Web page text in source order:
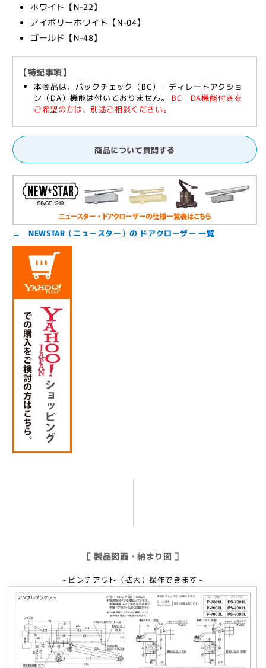
ホワイト【N-22】
アイボリーホワイト【N-04】
ゴールド【N-48】
【特記事項】
本商品は、バックチェック（BC）・ディレードアクショ
ン（DA）機能は付いておりません。 BC・DA機能付きを
ご希望の方は、別途ご相談ください。
商品について質問する
→ NEWSTAR（ニュースター）の ドアクローザー 一覧
［ 製品図面・納まり図 ］
- ピンチアウト（拡大）操作できます -